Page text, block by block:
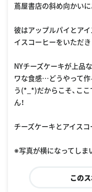
蔦屋書店の斜め向かいに
彼はアップルパイとア
イスコーヒーをいただき
NYチーズケーキが上品
ワな食感…どうやって作
う(*_*)だからこそ、こ
ん！
チーズケーキとアイス
※写真が横になってしま
この